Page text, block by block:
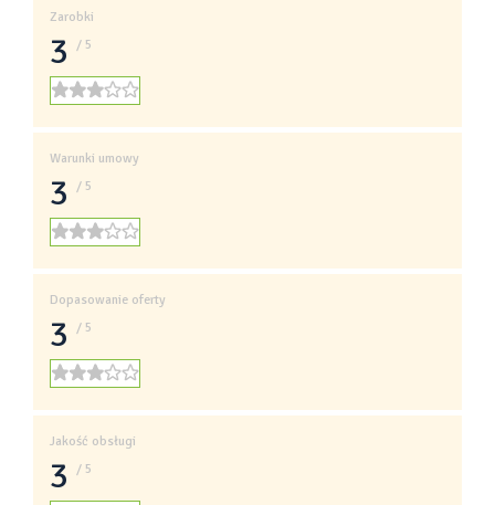
Zarobki
3 / 5
Warunki umowy
3 / 5
Dopasowanie oferty
3 / 5
Jakość obsługi
3 / 5